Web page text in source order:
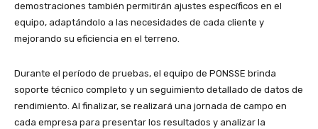
demostraciones también permitirán ajustes específicos en el
equipo, adaptándolo a las necesidades de cada cliente y
mejorando su eficiencia en el terreno.
Durante el período de pruebas, el equipo de PONSSE brinda
soporte técnico completo y un seguimiento detallado de datos de
rendimiento. Al finalizar, se realizará una jornada de campo en
cada empresa para presentar los resultados y analizar la